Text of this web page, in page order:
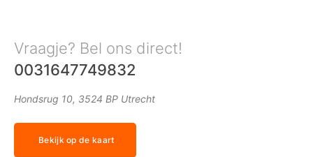
Vraagje? Bel ons direct!
0031647749832
Hondsrug 10, 3524 BP Utrecht
Bekijk op de kaart